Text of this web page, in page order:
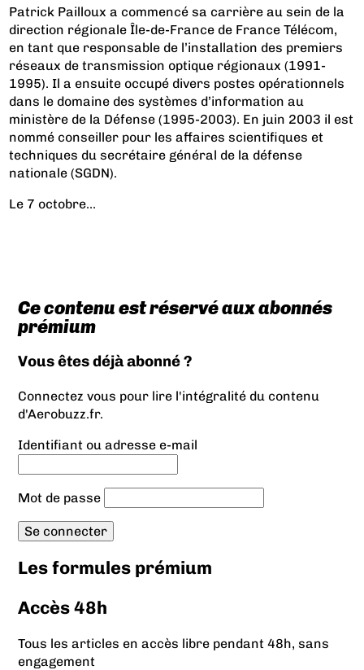
Patrick Pailloux a commencé sa carrière au sein de la
direction régionale Île-de-France de France Télécom,
en tant que responsable de l’installation des premiers
réseaux de transmission optique régionaux (1991-
1995). Il a ensuite occupé divers postes opérationnels
dans le domaine des systèmes d’information au
ministère de la Défense (1995-2003). En juin 2003 il est
nommé conseiller pour les affaires scientifiques et
techniques du secrétaire général de la défense
nationale (SGDN).
Le 7 octobre...
Ce contenu est réservé aux abonnés
prémium
Vous êtes déjà abonné ?
Connectez vous pour lire l'intégralité du contenu
d'Aerobuzz.fr.
Identifiant ou adresse e-mail
Mot de passe
Les formules prémium
Accès 48h
Tous les articles en accès libre pendant 48h, sans
engagement